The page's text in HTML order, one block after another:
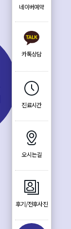
네이버예약
카톡상담
진료시간
오시는길
후기/전후사진